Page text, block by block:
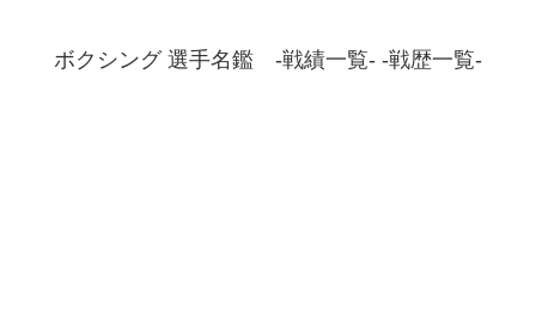
ボクシング 選手名鑑 -戦績一覧- -戦歴一覧-